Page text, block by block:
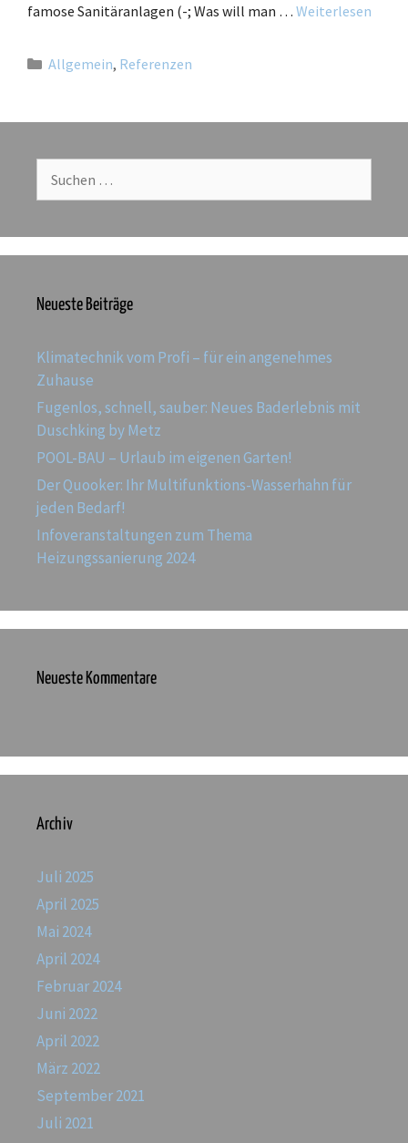
famose Sanitäranlagen (-; Was will man … Weiterlesen
Allgemein, Referenzen
Neueste Beiträge
Klimatechnik vom Profi – für ein angenehmes
Zuhause
Fugenlos, schnell, sauber: Neues Baderlebnis mit
Duschking by Metz
POOL-BAU – Urlaub im eigenen Garten!
Der Quooker: Ihr Multifunktions-Wasserhahn für
jeden Bedarf!
Infoveranstaltungen zum Thema
Heizungssanierung 2024
Neueste Kommentare
Archiv
Juli 2025
April 2025
Mai 2024
April 2024
Februar 2024
Juni 2022
April 2022
März 2022
September 2021
Juli 2021